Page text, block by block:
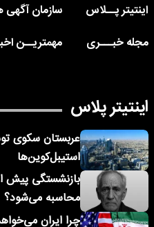
اینتیتر پــلاس
سازمان آگهی
مجله خبـــری
مهمتریــن
اینتیتر پلاس
عربستان سکوی
استیبل‌کوین‌ها
بازنشستگی پیش
محاسبه می‌شود؟
چرا ایران